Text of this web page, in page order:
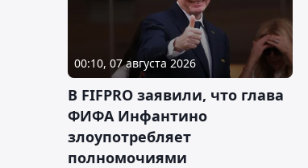
00:10, 07 августа 2026
В FIFPRO заявили, что глава
ФИФА Инфантино
злоупотребляет
полномочиями